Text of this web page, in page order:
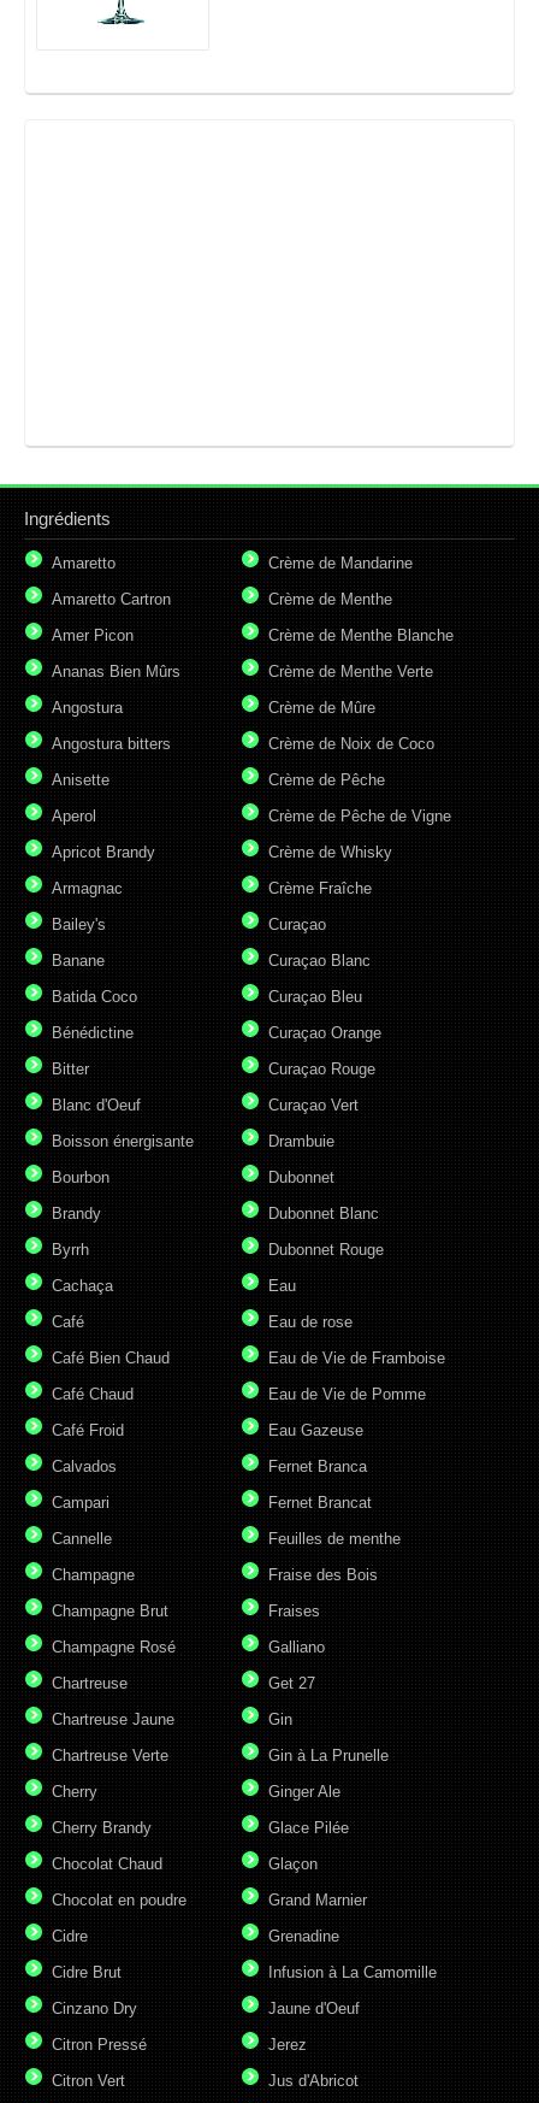
Ingrédients
Amaretto
Amaretto Cartron
Amer Picon
Ananas Bien Mûrs
Angostura
Angostura bitters
Anisette
Aperol
Apricot Brandy
Armagnac
Bailey's
Banane
Batida Coco
Bénédictine
Bitter
Blanc d'Oeuf
Boisson énergisante
Bourbon
Brandy
Byrrh
Cachaça
Café
Café Bien Chaud
Café Chaud
Café Froid
Calvados
Campari
Cannelle
Champagne
Champagne Brut
Champagne Rosé
Chartreuse
Chartreuse Jaune
Chartreuse Verte
Cherry
Cherry Brandy
Chocolat Chaud
Chocolat en poudre
Cidre
Cidre Brut
Cinzano Dry
Citron Pressé
Citron Vert
Crème de Mandarine
Crème de Menthe
Crème de Menthe Blanche
Crème de Menthe Verte
Crème de Mûre
Crème de Noix de Coco
Crème de Pêche
Crème de Pêche de Vigne
Crème de Whisky
Crème Fraîche
Curaçao
Curaçao Blanc
Curaçao Bleu
Curaçao Orange
Curaçao Rouge
Curaçao Vert
Drambuie
Dubonnet
Dubonnet Blanc
Dubonnet Rouge
Eau
Eau de rose
Eau de Vie de Framboise
Eau de Vie de Pomme
Eau Gazeuse
Fernet Branca
Fernet Brancat
Feuilles de menthe
Fraise des Bois
Fraises
Galliano
Get 27
Gin
Gin à La Prunelle
Ginger Ale
Glace Pilée
Glaçon
Grand Marnier
Grenadine
Infusion à La Camomille
Jaune d'Oeuf
Jerez
Jus d'Abricot